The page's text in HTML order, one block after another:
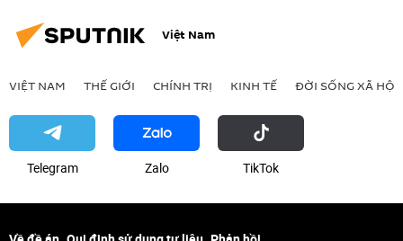
Việt Nam
VIỆT NAM THẾ GIỚI CHÍNH TRỊ KINH TẾ ĐỜI SỐNG XÃ HỘI
Telegram Zalo ТikТоk